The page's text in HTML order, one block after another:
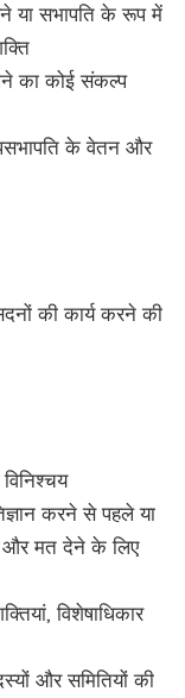
या सभापति के रूप में
का कोई संकल्प
के वेतन और
की कार्य करने की
करने से पहले या
और मत देने के लिए
विशेषाधिकार
और समितियों की